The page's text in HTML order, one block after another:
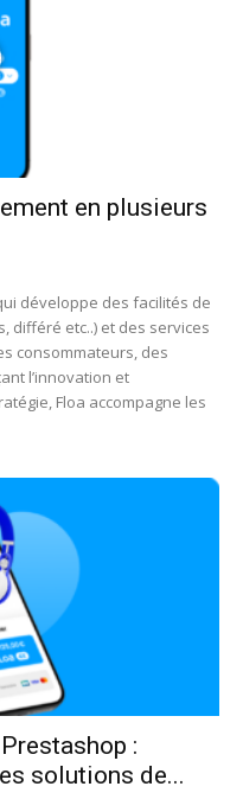
en plusieurs
développe des facilités de
différé etc..) et des services
consommateurs, des
l’innovation et
Floa accompagne les
:
solutions de...